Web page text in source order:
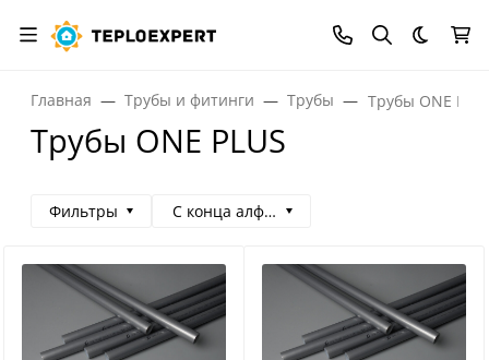
Темная
Главная Трубы и фитинги Трубы Трубы ONE
Трубы ONE PLUS
Фильтры С конца алфавита